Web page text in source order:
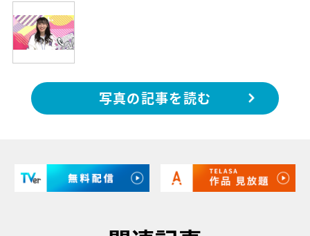
写真の記事を読む